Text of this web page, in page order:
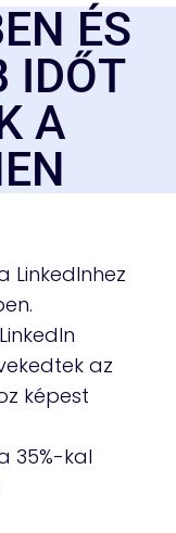
ÉS
IDŐT
A
LinkedInhez
az
képest
35%-kal